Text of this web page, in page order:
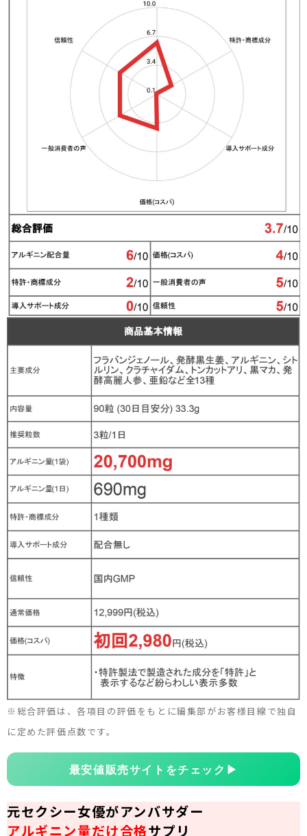
※総合評価は、各項目の評価をもとに編集部がお客様目線で独自
に定めた評価点数です。
最安値販売サイトをチェック ▶
元セクシー女優がアンバサダー
アルギニン量だけ合格サプリ